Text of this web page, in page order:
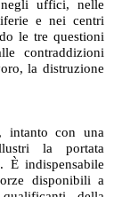
uffici, nelle
e nei centri
le tre questioni
contraddizioni
la distruzione
intanto con una
la portata
È indispensabile
disponibili a